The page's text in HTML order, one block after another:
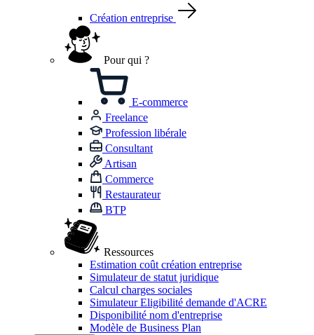
Création entreprise
Pour qui ?
E-commerce
Freelance
Profession libérale
Consultant
Artisan
Commerce
Restaurateur
BTP
Ressources
Estimation coût création entreprise
Simulateur de statut juridique
Calcul charges sociales
Simulateur Eligibilité demande d'ACRE
Disponibilité nom d'entreprise
Modèle de Business Plan